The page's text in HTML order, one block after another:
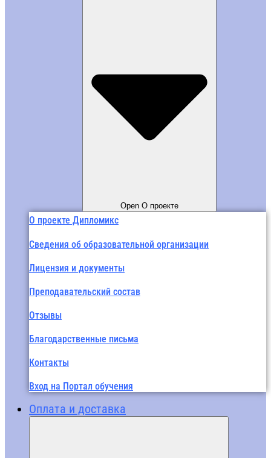
Open О проекте
О проекте Дипломикс
Сведения об образовательной организации
Лицензия и документы
Преподавательский состав
Отзывы
Благодарственные письма
Контакты
Вход на Портал обучения
Оплата и доставка